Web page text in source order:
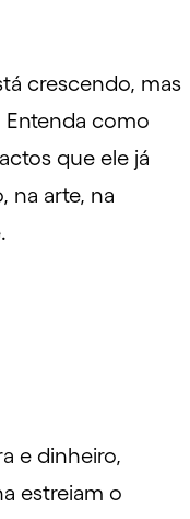
crescendo, mas
Entenda como
que ele já
na arte, na
e dinheiro,
estreiam o